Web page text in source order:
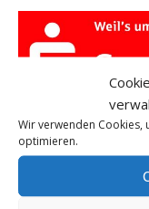
Wir verwenden Cookies,
optimieren.